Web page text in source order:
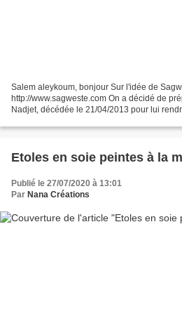
Salem aleykoum, bonjour Sur l'idée de
http://www.sagweste.com On a décidé de
Nadjet, décédée le 21/04/2013 pour lui
Etoles en soie peintes à la
Publié le 27/07/2020 à 13:01
Par Nana Créations